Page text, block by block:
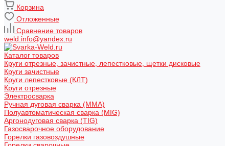
Корзина
Отложенные
Сравнение товаров
weld.info@yandex.ru
Каталог товаров
Круги отрезные, зачистные, лепестковые, щетки дисковые
Круги зачистные
Круги лепестковые (КЛТ)
Круги отрезные
Электросварка
Ручная дуговая сварка (MMA)
Полуавтоматическая сварка (MIG)
Аргонодуговая сварка (TIG)
Газосварочное оборудование
Горелки газовоздушные